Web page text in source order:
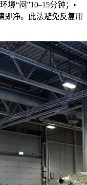
境“闷”10–15分钟；•
即净。此法避免反复用